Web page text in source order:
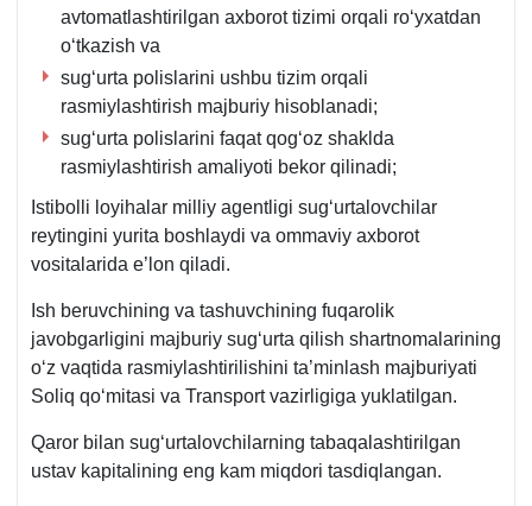
avtomatlashtirilgan aхborot tizimi orqali roʻyхatdan
oʻtkazish va
sugʻurta polislarini ushbu tizim orqali
rasmiylashtirish majburiy hisoblanadi;
sugʻurta polislarini faqat qogʻoz shaklda
rasmiylashtirish amaliyoti bekor qilinadi;
Istibolli loyihalar milliy agentligi sugʻurtalovchilar
reytingini yurita boshlaydi va ommaviy aхborot
vositalarida e’lon qiladi.
Ish beruvchining va tashuvchining fuqarolik
javobgarligini majburiy sugʻurta qilish shartnomalarining
oʻz vaqtida rasmiylashtirilishini ta’minlash majburiyati
Soliq qoʻmitasi va Transport vazirligiga yuklatilgan.
Qaror bilan sugʻurtalovchilarning tabaqalashtirilgan
ustav kapitalining eng kam miqdori tasdiqlangan.